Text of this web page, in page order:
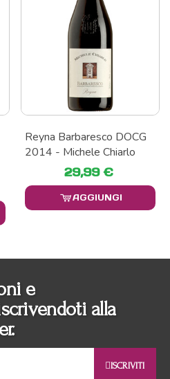
Reyna Barbaresco DOCG
2014 - Michele Chiarlo
29,99 €
AGGIUNGI
e
alla
ISCRIVITI